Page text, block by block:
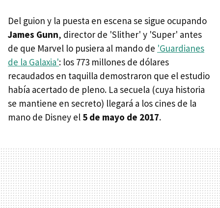
Del guion y la puesta en escena se sigue ocupando
James Gunn, director de 'Slither' y 'Super' antes
de que Marvel lo pusiera al mando de 'Guardianes
de la Galaxia': los 773 millones de dólares
recaudados en taquilla demostraron que el estudio
había acertado de pleno. La secuela (cuya historia
se mantiene en secreto) llegará a los cines de la
mano de Disney el 5 de mayo de 2017.